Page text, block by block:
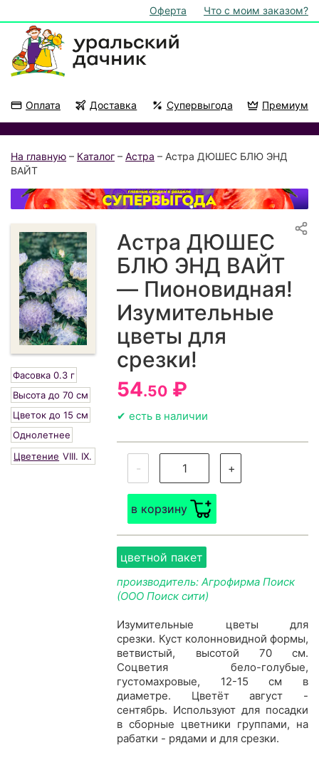
Оферта Что с моим заказом?
Оплата Доставка Супервыгода Премиум
На главную – Каталог – Астра – Астра ДЮШЕС БЛЮ ЭНД
ВАЙТ
Фасовка 0.3 г
Высота до 70 см
Цветок до 15 см
Однолетнее
Цветение VIII. IX.
Астра ДЮШЕС
БЛЮ ЭНД ВАЙТ
— Пионовидная!
Изумительные
цветы для
срезки!
54.50 ₽
✔ есть в наличии
- +
в корзину
цветной пакет
производитель: Агрофирма Поиск
(ООО Поиск сити)
Изумительные цветы для
срезки. Куст колонновидной формы,
ветвистый, высотой 70 см.
Соцветия бело-голубые,
густомахровые, 12-15 см в
диаметре. Цветёт август -
сентябрь. Используют для посадки
в сборные цветники группами, на
рабатки - рядами и для срезки.